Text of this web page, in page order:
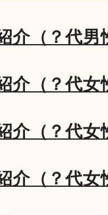
介（？代男
介（？代女
介（？代女
介（？代女